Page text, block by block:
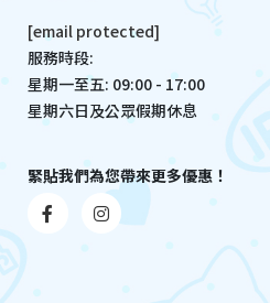
[email protected]
服務時段:
星期一至五: 09:00 - 17:00
星期六日及公眾假期休息
緊貼我們為您帶來更多優惠！